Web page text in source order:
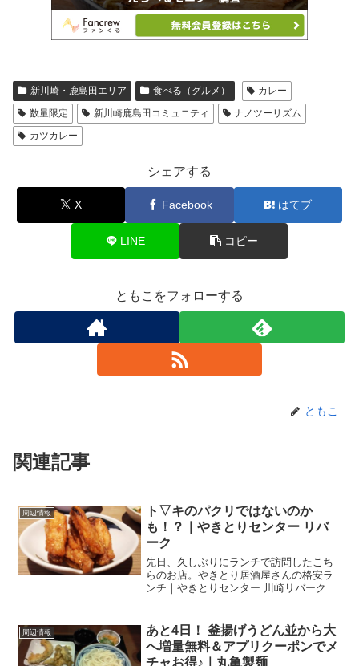
新川崎・鹿島田エリア 食べる（グルメ）
カレー
数量限定
新川崎鹿島田コミュニティ
ナノツーリズム
カツカレー
シェアする
X Facebook はてブ
LINE コピー
ともこをフォローする
ともこ
関連記事
周辺情報
ト▽キのパクリではないのか
も！？｜やきとりセンター リバ
ーク
先日、久しぶりにランチで訪問したこち
らのお店。やきとり居酒屋さんの格安ラ
ンチ｜やきとりセンター 川崎リバーク夜
がなくて、訪問しちゃいました。やきと
りセンター 川崎リバ...
周辺情報
あと4日！ 釜揚げうどん並から大
へ増量無料＆アプリクーポンでメ
チャお得♪｜丸亀製麺